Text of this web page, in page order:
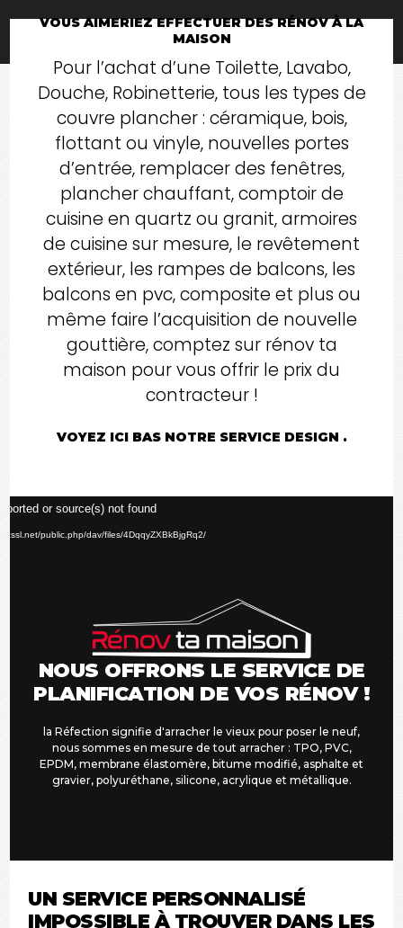
VOUS AIMERIEZ EFFECTUER DES RÉNOV À LA
MAISON
Pour l’achat d’une Toilette, Lavabo,
Douche, Robinetterie, tous les types de
couvre plancher : céramique, bois,
flottant ou vinyle, nouvelles portes
d’entrée, remplacer des fenêtres,
plancher chauffant, comptoir de
cuisine en quartz ou granit, armoires
de cuisine sur mesure, le revêtement
extérieur, les rampes de balcons, les
balcons en pvc, composite et plus ou
même faire l’acquisition de nouvelle
gouttière, comptez sur rénov ta
maison pour vous offrir le prix du
contracteur !
VOYEZ ICI BAS NOTRE SERVICE DESIGN .
NOUS OFFRONS LE SERVICE DE
PLANIFICATION DE VOS RÉNOV !
la Réfection signifie d'arracher le vieux pour poser le neuf,
nous sommes en mesure de tout arracher : TPO, PVC,
EPDM, membrane élastomère, bitume modifié, asphalte et
gravier, polyuréthane, silicone, acrylique et métallique.
Lecteur
vidéo
or source(s) not found
public.php/dav/files/4DqqyZXBkBjgRq2/
UN SERVICE PERSONNALISÉ
IMPOSSIBLE À TROUVER DANS LES